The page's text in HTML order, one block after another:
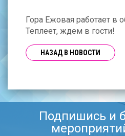
Гора Ежовая работает в
Теплеет, ждем в гости!
НАЗАД В НОВОСТИ
Подпишись и